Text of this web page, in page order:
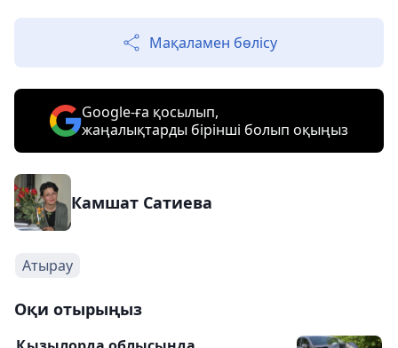
Мақаламен бөлісу
Google-ға қосылып,
жаңалықтарды бірінші болып оқыңыз
Камшат Сатиева
Атырау
Оқи отырыңыз